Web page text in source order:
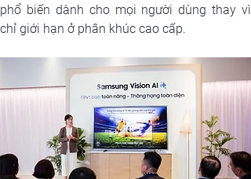
phổ biến dành cho mọi người dùng thay vì
chỉ giới hạn ở phân khúc cao cấp.